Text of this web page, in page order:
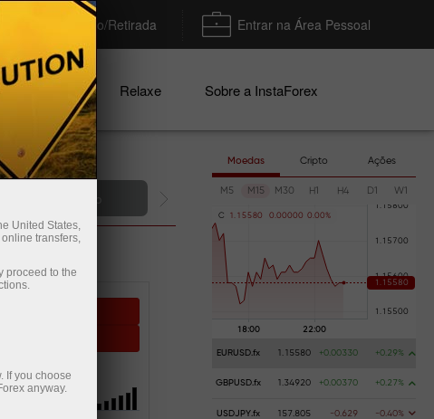
Depósito/Retirada Entrar na Área Pessoal
Relaxe Sobre a InstaForex
Deposite dinheiro
PROFIT
Moedas Cripto Ações
M5 M15 M30 H1 H4 D1 W1
C 1 . 1 5580 0 .00000 0 .00%
EURUSD.fx 1.15580 +0.00330 +0.29%
GBPUSD.fx 1.34920 +0.00370 +0.27%
USDJPY.fx 157.805 -0.629 -0.40%
United States,
transfers,
proceed to the
If you choose
anyway.